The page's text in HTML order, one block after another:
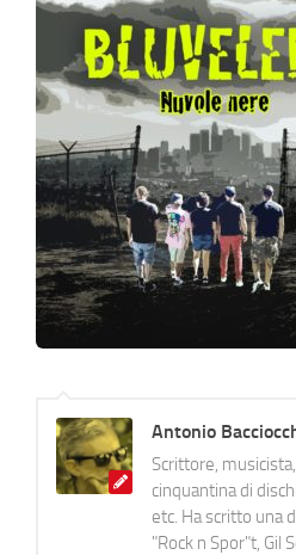
Antonio
Scrittore,
cinquantina di
etc. Ha scritto una
"Rock n Spor"t, Gil